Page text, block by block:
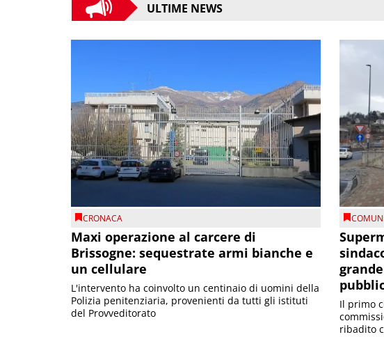
ULTIME NEWS
CRONACA
Maxi operazione al carcere di
Brissogne: sequestrate armi bianche e
un cellulare
L'intervento ha coinvolto un centinaio di uomini della
Polizia penitenziaria, provenienti da tutti gli istituti
del Provveditorato
Il primo
ribadito